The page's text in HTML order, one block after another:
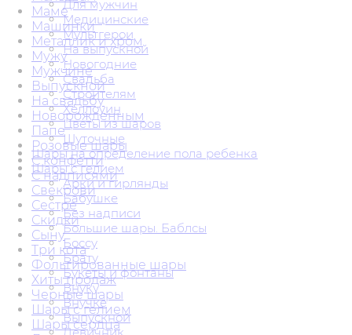
Для мужчин
Медицинские
Мультгерои
На выпускной
Новогодние
Свадьба
Строителям
Хеллоуин
Цветы из шаров
Шуточные
Шары на определение пола ребенка
Шары с гелием
Арки и гирлянды
Бабушке
Без надписи
Большие шары. Баблсы
Боссу
Брату
Букеты и фонтаны
Внуку
Внучке
Выпускной
Маме
Машинки
Металлик и хром
Мужу
Мужчине
Выпускной
На свадьбу
Новорожденным
Папе
Розовые шары
С конфетти
С надписями
Свекрови
Сестре
Скидки
Сыну
Три кота
Фольгированные шары
Хиты продаж
Черные шары
Шары с гелием
Шары сердца